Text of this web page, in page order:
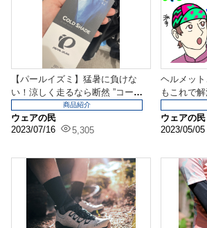
【パールイズミ】猛暑に負けな
い！涼しく走るなら断然 ”コール
ドシェイド” がおす...
ウェアの民
2023/07/16
5,305
商品紹介
ヘルメッ
もこれで解
ウェアの民
2023/05/05